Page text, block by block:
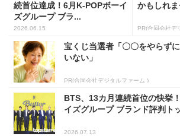
続首位達成！6月K-POPボーイ
ズグループ ブラ...
2026.06.15
かもしれ
PR(合同会社デ
宝くじ当選者「〇〇をやらず
いない」
PR(合同会社デジタルファーム )
BTS、13カ月連続首位の快挙
イズグループ ブランド評判ト
2026.07.13